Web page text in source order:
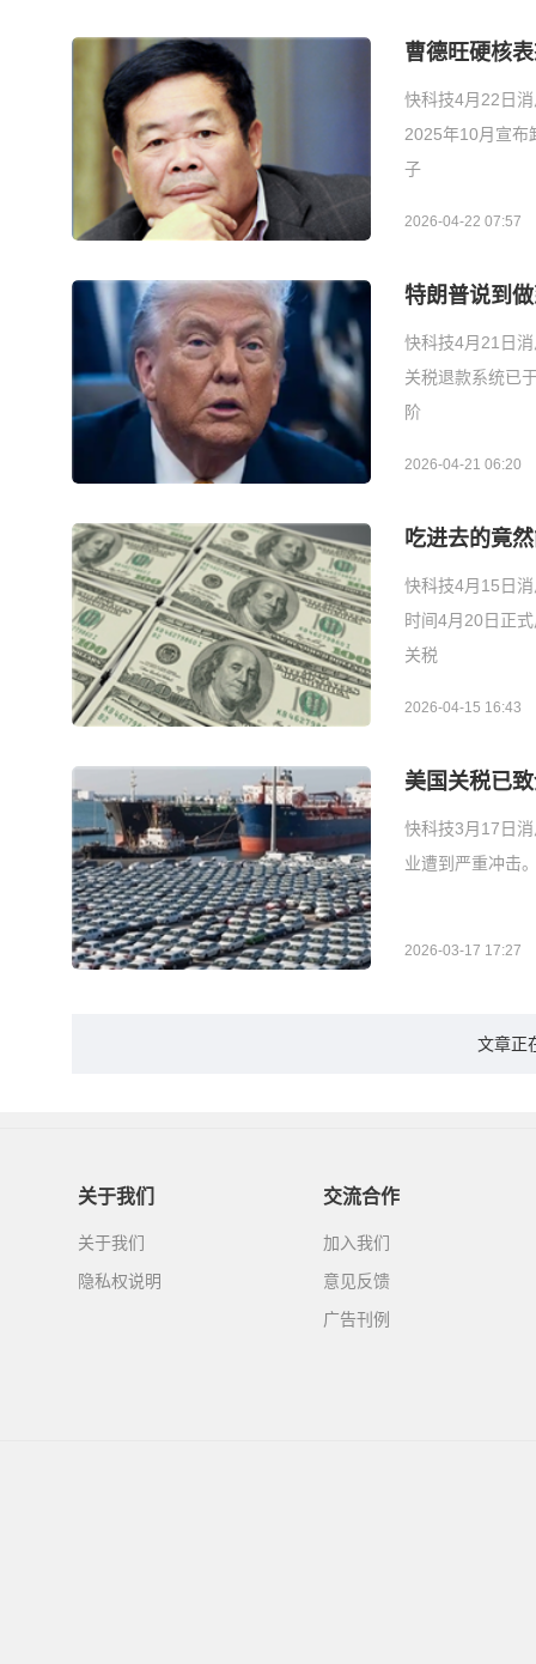
曹德旺硬核
快科技4月22日
2025年10月宣布
子
2026-04-22 07:57
特朗普说到
快科技4月21日
关税退款系统已
阶
2026-04-21 06:20
吃进去的竟
快科技4月15日
时间4月20日正
关税
2026-04-15 16:43
美国关税已
快科技3月17日
业遭到严重冲击
2026-03-17 17:27
文章正
关于我们
关于我们
隐私权说明
交流合作
加入我们
意见反馈
广告刊例